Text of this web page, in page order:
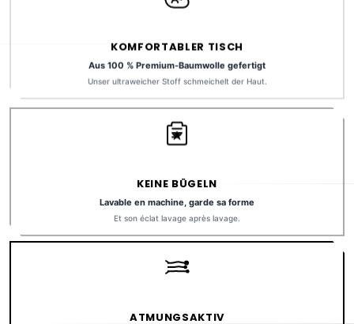
KOMFORTABLER TISCH
Aus 100 % Premium-Baumwolle gefertigt
KEINE BÜGELN
Lavable en machine, garde sa forme
Et son éclat lavage après lavage.
ATMUNGSAKTIV